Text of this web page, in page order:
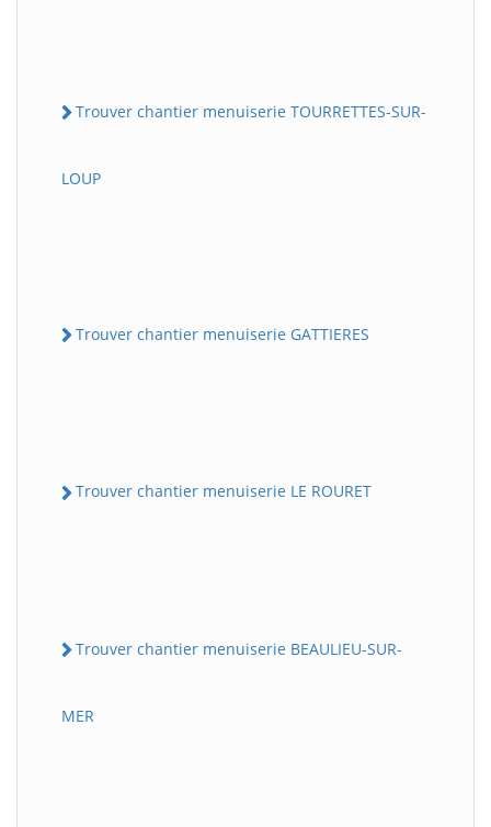
Trouver chantier menuiserie TOURRETTES-SUR-
LOUP
Trouver chantier menuiserie GATTIERES
Trouver chantier menuiserie LE ROURET
Trouver chantier menuiserie BEAULIEU-SUR-
MER